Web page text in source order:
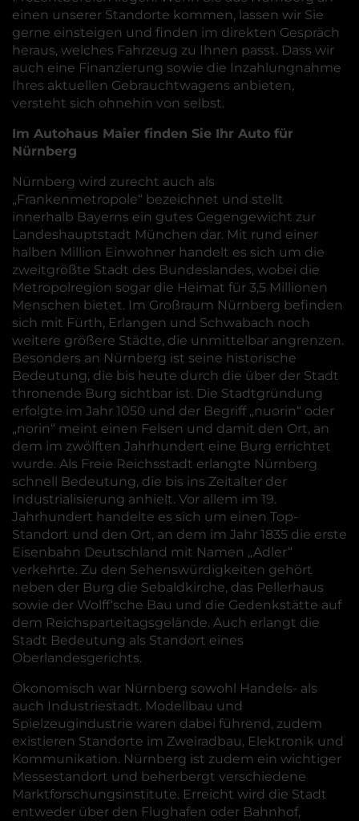
einen unserer Standorte kommen, lassen wir Sie
gerne einsteigen und finden im direkten Gespräch
heraus, welches Fahrzeug zu Ihnen passt. Dass wir
auch eine Finanzierung sowie die Inzahlungnahme
Ihres aktuellen Gebrauchtwagens anbieten,
versteht sich ohnehin von selbst.
Im Autohaus Maier finden Sie Ihr Auto für
Nürnberg
Nürnberg wird zurecht auch als
„Frankenmetropole“ bezeichnet und stellt
innerhalb Bayerns ein gutes Gegengewicht zur
Landeshauptstadt München dar. Mit rund einer
halben Million Einwohner handelt es sich um die
zweitgrößte Stadt des Bundeslandes, wobei die
Metropolregion sogar die Heimat für 3,5 Millionen
Menschen bietet. Im Großraum Nürnberg befinden
sich mit Fürth, Erlangen und Schwabach noch
weitere größere Städte, die unmittelbar angrenzen.
Besonders an Nürnberg ist seine historische
Bedeutung, die bis heute durch die über der Stadt
thronende Burg sichtbar ist. Die Stadtgründung
erfolgte im Jahr 1050 und der Begriff „nuorin“ oder
„norin“ meint einen Felsen und damit den Ort, an
dem im zwölften Jahrhundert eine Burg errichtet
wurde. Als Freie Reichsstadt erlangte Nürnberg
schnell Bedeutung, die bis ins Zeitalter der
Industrialisierung anhielt. Vor allem im 19.
Jahrhundert handelte es sich um einen Top-
Standort und den Ort, an dem im Jahr 1835 die erste
Eisenbahn Deutschland mit Namen „Adler“
verkehrte. Zu den Sehenswürdigkeiten gehört
neben der Burg die Sebaldkirche, das Pellerhaus
sowie der Wolff‘sche Bau und die Gedenkstätte auf
dem Reichsparteitagsgelände. Auch erlangt die
Stadt Bedeutung als Standort eines
Oberlandesgerichts.
Ökonomisch war Nürnberg sowohl Handels- als
auch Industriestadt. Modellbau und
Spielzeugindustrie waren dabei führend, zudem
existieren Standorte im Zweiradbau, Elektronik und
Kommunikation. Nürnberg ist zudem ein wichtiger
Messestandort und beherbergt verschiedene
Marktforschungsinstitute. Erreicht wird die Stadt
entweder über den Flughafen oder Bahnhof,